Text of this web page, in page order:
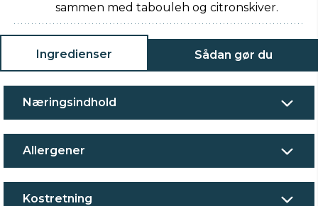
sammen med tabouleh og citronskiver.
Ingredienser Sådan gør du
Næringsindhold
Allergener
Kostretning